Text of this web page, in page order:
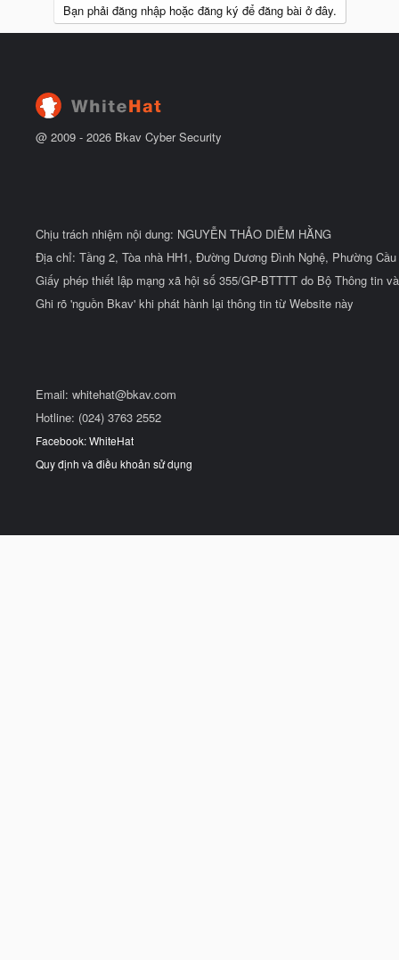
Bạn phải đăng nhập hoặc đăng ký để đăng bài ở đây.
@ 2009 - 2026 Bkav Cyber Security
Chịu trách nhiệm nội dung: NGUYỄN THẢO DIỄM HẰNG
Địa chỉ: Tầng 2, Tòa nhà HH1, Đường Dương Đình Nghệ, Phường
Giấy phép thiết lập mạng xã hội số 355/GP-BTTTT do Bộ Thông tin
Ghi rõ 'nguồn Bkav' khi phát hành lại thông tin từ Website này
Email: whitehat@bkav.com
Hotline: (024) 3763 2552
Facebook: WhiteHat
Quy định và điều khoản sử dụng